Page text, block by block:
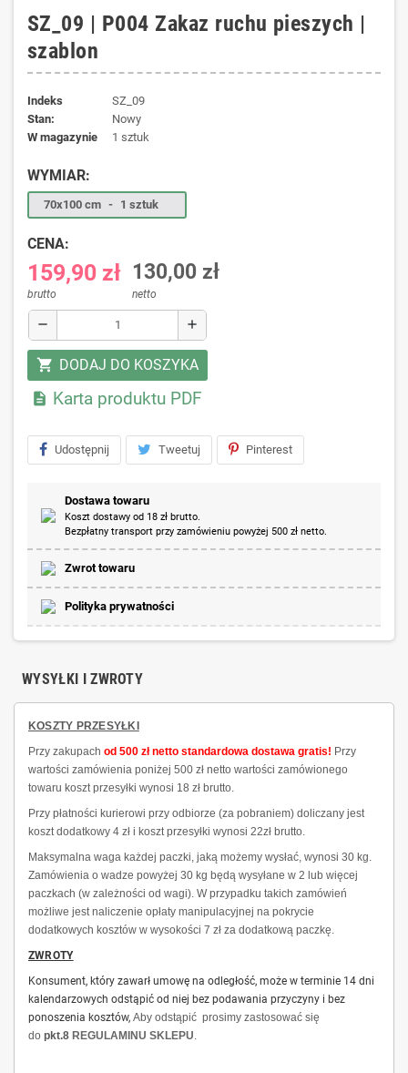
SZ_09 | P004 Zakaz ruchu pieszych |
szablon
Indeks
SZ_09
Stan:
Nowy
W magazynie
1 sztuk
WYMIAR:
70x100 cm - 1 sztuk
CENA:
159,90 zł
brutto
130,00 zł
netto
remove add
shopping_cart DODAJ DO KOSZYKA
 Karta produktu PDF
Udostępnij Tweetuj Pinterest
Dostawa towaru
Koszt dostawy od 18 zł brutto.
Bezpłatny transport przy zamówieniu powyżej 500 zł netto.
Zwrot towaru
Polityka prywatności
WYSYŁKI I ZWROTY
KOSZTY PRZESYŁKI
Przy zakupach od 500 zł netto standardowa dostawa gratis! Przy
wartości zamówienia poniżej 500 zł netto wartości zamówionego
towaru koszt przesyłki wynosi 18 zł brutto.
Przy płatności kurierowi przy odbiorze (za pobraniem) doliczany jest
koszt dodatkowy 4 zł i koszt przesyłki wynosi 22zł brutto.
Maksymalna waga każdej paczki, jaką możemy wysłać, wynosi 30 kg.
Zamówienia o wadze powyżej 30 kg będą wysyłane w 2 lub więcej
paczkach (w zależności od wagi). W przypadku takich zamówień
możliwe jest naliczenie opłaty manipulacyjnej na pokrycie
dodatkowych kosztów w wysokości 7 zł za dodatkową paczkę.
ZWROTY
Konsument, który zawarł umowę na odległość, może w terminie 14 dni
kalendarzowych odstąpić od niej bez podawania przyczyny i bez
ponoszenia kosztów, Aby odstąpić prosimy zastosować się
do pkt.8 REGULAMINU SKLEPU